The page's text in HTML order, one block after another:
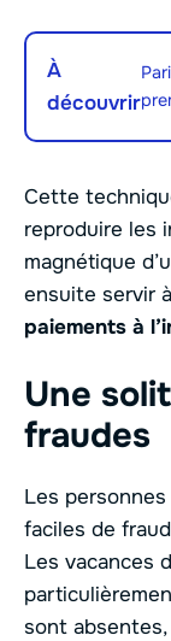
À
découvrir
Cette
reproduire les
magnétique
ensuite servir à
paiements à
Une
fraudes
Les
faciles de
Les vacances
sont